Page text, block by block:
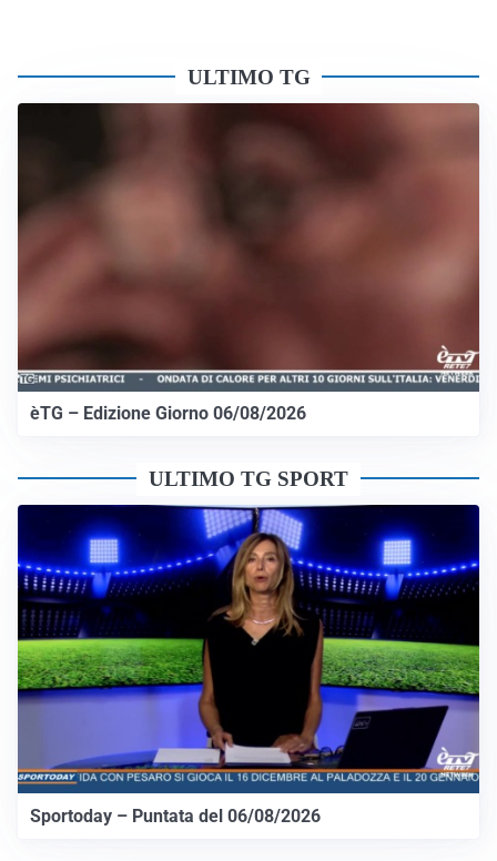
ULTIMO TG
èTG – Edizione Giorno 06/08/2026
ULTIMO TG SPORT
Sportoday – Puntata del 06/08/2026